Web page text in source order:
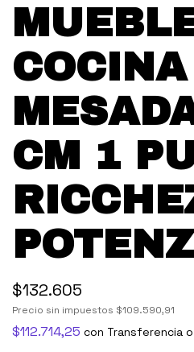
CM 1
$132.605
Precio sin impuestos $109.590,91
$112.714,25 con Transferencia